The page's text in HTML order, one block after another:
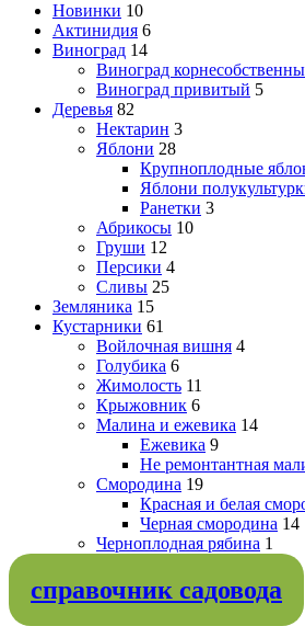
Новинки 10
Актинидия 6
Виноград 14
Виноград
Виноград привитый 5
Деревья 82
Нектарин 3
Яблони 28
Крупноплодные
Яблони
Ранетки 3
Абрикосы 10
Груши 12
Персики 4
Сливы 25
Земляника 15
Кустарники 61
Войлочная вишня 4
Голубика 6
Жимолость 11
Крыжовник 6
Малина и ежевика 14
Ежевика 9
Не ремонтантная
Смородина 19
Красная и белая
Черная смородина 14
Черноплодная рябина 1
справочник садовода